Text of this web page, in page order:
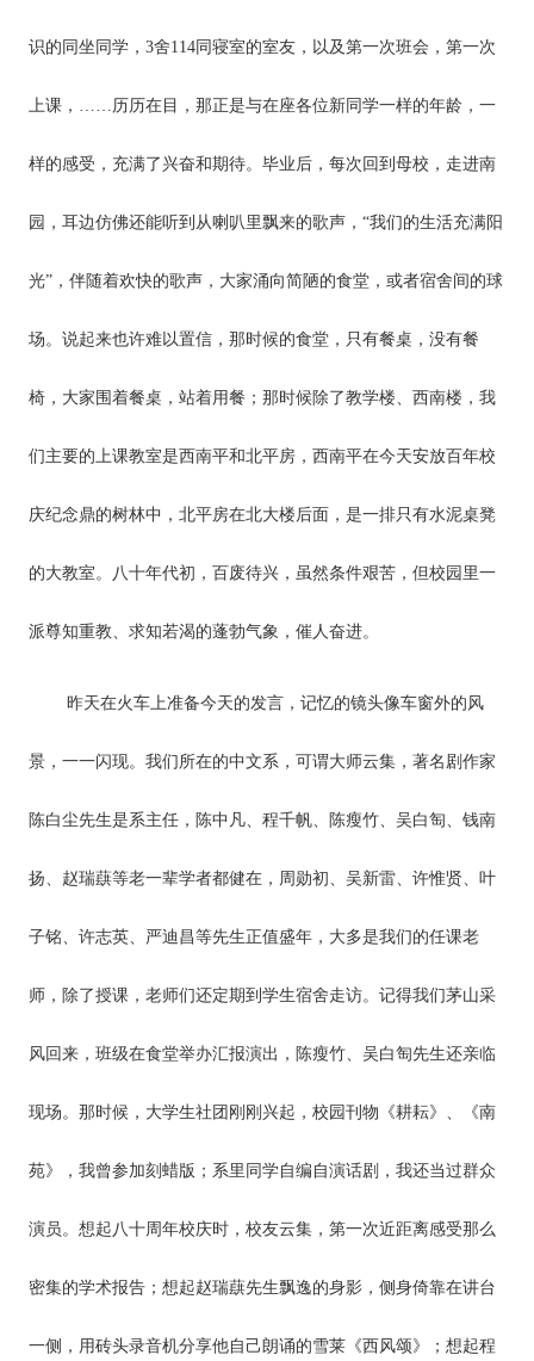
识的同坐同学，3舍114同寝室的室友，以及第一次班会，第一次
上课，……历历在目，那正是与在座各位新同学一样的年龄，一
样的感受，充满了兴奋和期待。毕业后，每次回到母校，走进南
园，耳边仿佛还能听到从喇叭里飘来的歌声，“我们的生活充满阳
光”，伴随着欢快的歌声，大家涌向简陋的食堂，或者宿舍间的球
场。说起来也许难以置信，那时候的食堂，只有餐桌，没有餐
椅，大家围着餐桌，站着用餐；那时候除了教学楼、西南楼，我
们主要的上课教室是西南平和北平房，西南平在今天安放百年校
庆纪念鼎的树林中，北平房在北大楼后面，是一排只有水泥桌凳
的大教室。八十年代初，百废待兴，虽然条件艰苦，但校园里一
派尊知重教、求知若渴的蓬勃气象，催人奋进。
昨天在火车上准备今天的发言，记忆的镜头像车窗外的风
景，一一闪现。我们所在的中文系，可谓大师云集，著名剧作家
陈白尘先生是系主任，陈中凡、程千帆、陈瘦竹、吴白匋、钱南
扬、赵瑞蕻等老一辈学者都健在，周勋初、吴新雷、许惟贤、叶
子铭、许志英、严迪昌等先生正值盛年，大多是我们的任课老
师，除了授课，老师们还定期到学生宿舍走访。记得我们茅山采
风回来，班级在食堂举办汇报演出，陈瘦竹、吴白匋先生还亲临
现场。那时候，大学生社团刚刚兴起，校园刊物《耕耘》、《南
苑》，我曾参加刻蜡版；系里同学自编自演话剧，我还当过群众
演员。想起八十周年校庆时，校友云集，第一次近距离感受那么
密集的学术报告；想起赵瑞蕻先生飘逸的身影，侧身倚靠在讲台
一侧，用砖头录音机分享他自己朗诵的雪莱《西风颂》；想起程